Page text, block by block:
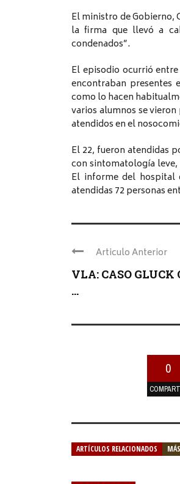
El ministro de Gobierno,
la firma que llevó a
condenados”.
El episodio ocurrió
encontraban presentes
como lo hacen
varios alumnos se
atendidos en el
El 22, fueron atendidas
con sintomatología
El informe del hospital
atendidas 72 personas
Articulo Anterior
VLA: CASO GLUCK
...
0
ARTÍCULOS RELACIONADOS